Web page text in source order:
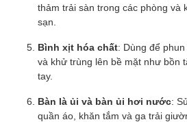
thảm trải sàn trong các phòng và
sạn.
Bình xịt hóa chất: Dùng để
và khử trùng lên bề mặt như bồn
tay.
Bàn là ủi và bàn ủi hơi nước:
quần áo, khăn tắm và ga trải